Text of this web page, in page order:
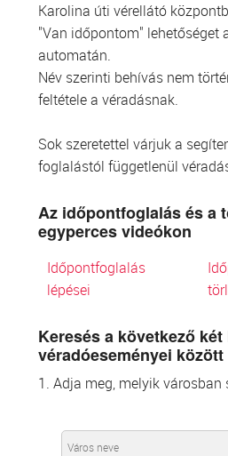
Karolina úti vérellátó
"Van időpontom" lehetőséget
automatán.
Név szerinti behívás nem
feltétele a véradásnak.
Sok szeretettel várjuk a
foglalástól függetlenül
Az időpontfoglalás és a
egyperces videókon
Időpontfoglalás
lépései
Keresés a következő két
véradóeseményei között
1. Adja meg, melyik városban